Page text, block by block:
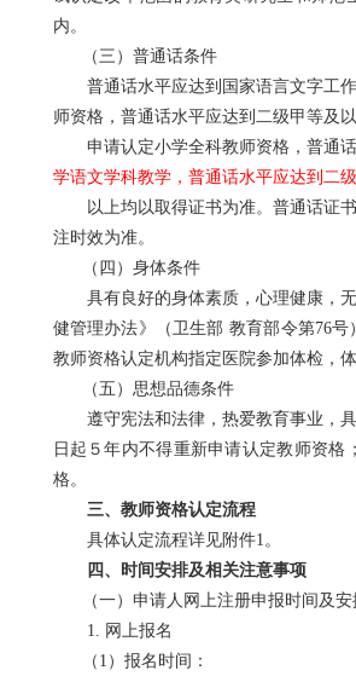
内。
（三）普通话条件
普通话水平应达到国家语言文字工作
师资格，普通话水平应达到二级甲等及
申请认定小学全科教师资格，普通话
学语文学科教学，普通话水平应达到二
以上均以取得证书为准。普通话证书
注时效为准。
（四）身体条件
具有良好的身体素质，心理健康，无
健管理办法》（卫生部 教育部令第76
教师资格认定机构指定医院参加体检，
（五）思想品德条件
遵守宪法和法律，热爱教育事业，具
日起５年内不得重新申请认定教师资
格。
三、教师资格认定流程
具体认定流程详见附件1。
四、时间安排及相关注意事项
（一）申请人网上注册申报时间及安
1. 网上报名
（1）报名时间：